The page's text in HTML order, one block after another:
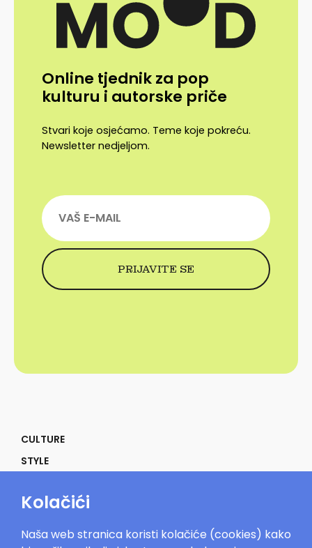
Online tjednik za pop
kulturu i autorske priče
Stvari koje osjećamo. Teme koje pokreću.
Newsletter nedjeljom.
CULTURE
STYLE
POWER
Kolačići
Naša web stranica koristi kolačiće (cookies) kako